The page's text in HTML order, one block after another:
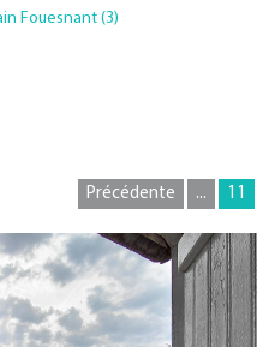
Fouesnant (3)
Précédente ... 11